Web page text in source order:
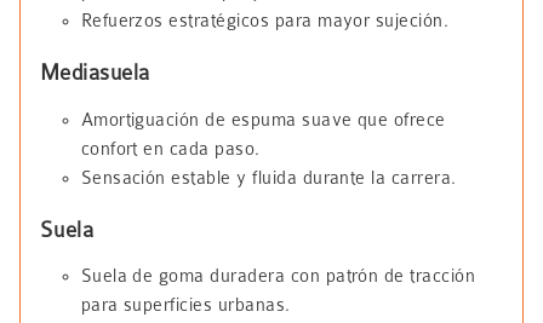
Refuerzos estratégicos para mayor sujeción.
Mediasuela
Amortiguación de espuma suave que ofrece
confort en cada paso.
Sensación estable y fluida durante la carrera.
Suela
Suela de goma duradera con patrón de tracción
para superficies urbanas.